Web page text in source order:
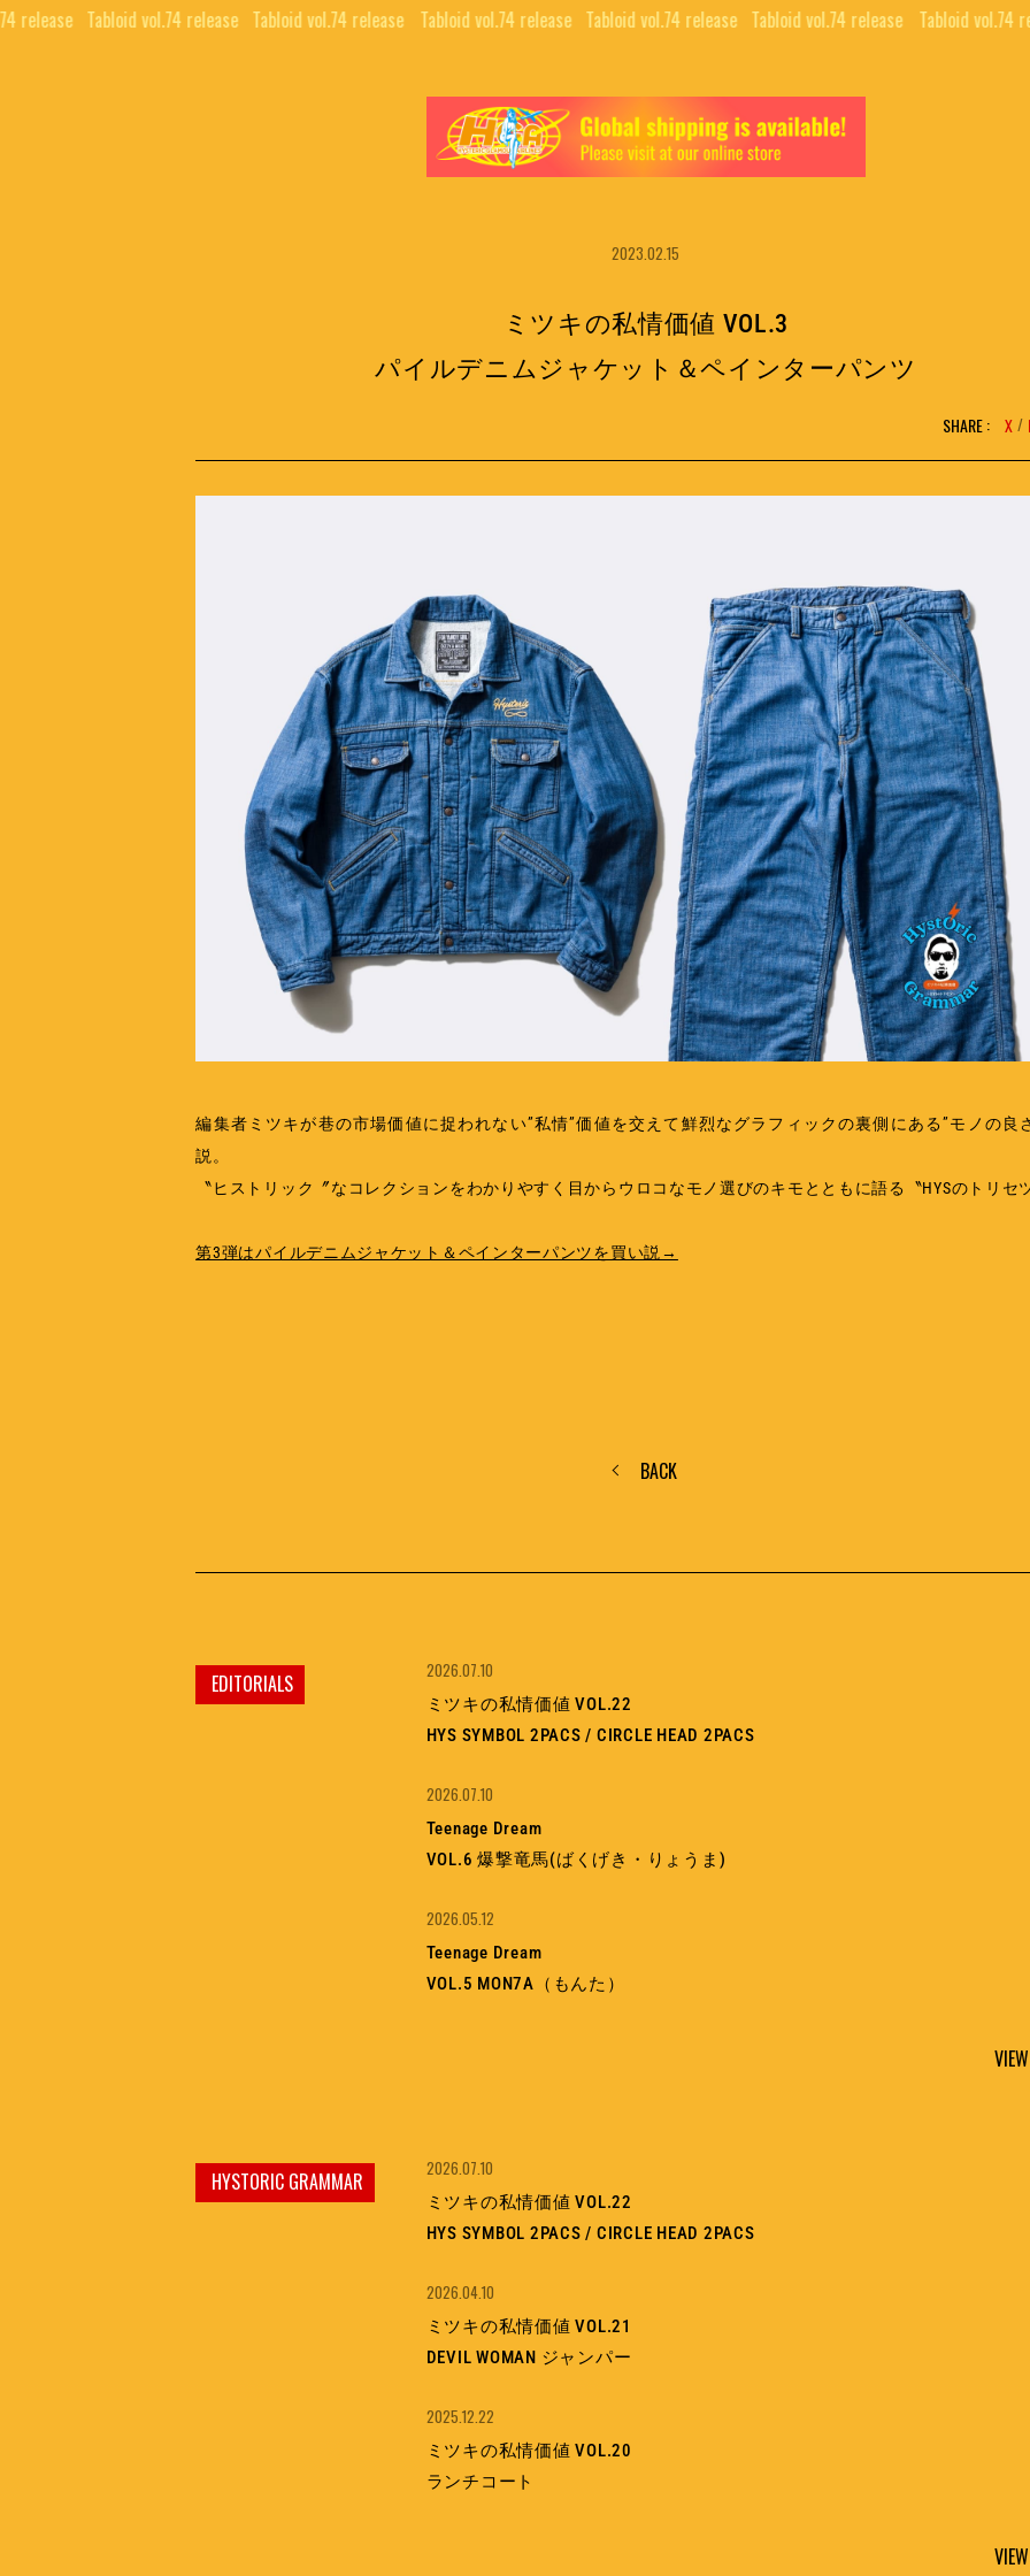
release⠀ Tabloid vol.74 release⠀ Tabloid vol.74 release⠀ Tabloid vol.74 release⠀ Tabloid vol.74 release⠀ Tabloid vol.74 release⠀ Tabloid vol.74
2023.02.15
ミツキの私情価値 VOL.3
パイルデニムジャケット＆ペインターパンツ
SHARE : X
編集者ミツキが巷の市場価値に捉われない”私情”価値を交えて鮮烈なグラフィックの裏側にある”モノの良
説。
〝ヒストリック〞なコレクションをわかりやすく目からウロコなモノ選びのキモとともに語る〝HYSのトリセ
第3弾はパイルデニムジャケット＆ペインターパンツを買い説→
BACK
EDITORIALS 2026.07.10
ミツキの私情価値 VOL.22
HYS SYMBOL 2PACS / CIRCLE HEAD 2PACS
2026.07.10
Teenage Dream
VOL.6 爆撃竜馬(ばくげき・りょうま)
2026.05.12
Teenage Dream
VOL.5 MON7A（もんた）
HYSTORIC GRAMMAR 2026.07.10
ミツキの私情価値 VOL.22
HYS SYMBOL 2PACS / CIRCLE HEAD 2PACS
2026.04.10
ミツキの私情価値 VOL.21
DEVIL WOMAN ジャンパー
2025.12.22
ミツキの私情価値 VOL.20
ランチコート